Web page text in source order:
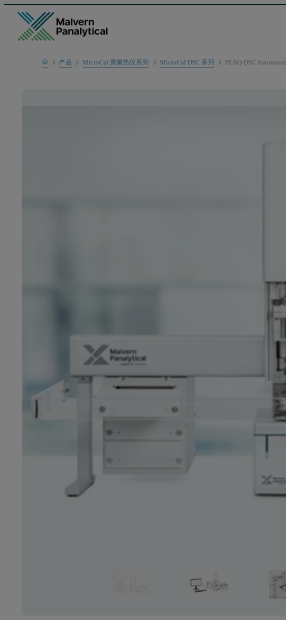
Home产品
产品系列
MicroCal 微量热仪系列 MicroCal DSC 系列 PEAQ-DSC Automated